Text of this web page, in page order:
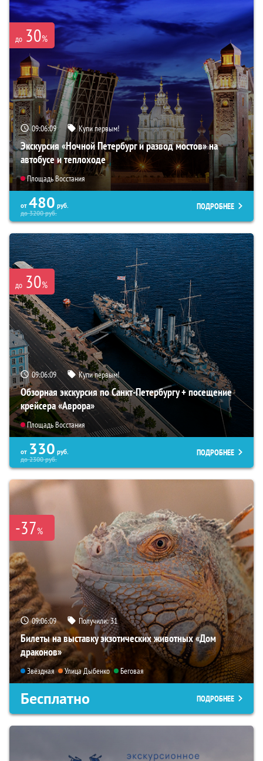
до 30%
09:06:08 Купи первым!
Экскурсия «Ночной Петербург и развод мостов» на
автобусе и теплоходе
Площадь Восстания
от 480 руб.
до3200руб.
ПОДРОБНЕЕ
до 30%
09:06:08 Купи первым!
Обзорная экскурсия по Санкт-Петербургу + посещение
крейсера «Аврора»
Площадь Восстания
от 330 руб.
до2300руб.
ПОДРОБНЕЕ
-37%
09:06:08 Получили:31
Билеты на выставку экзотических животных «Дом
драконов»
Звёздная Улица Дыбенко Беговая
Бесплатно ПОДРОБНЕЕ